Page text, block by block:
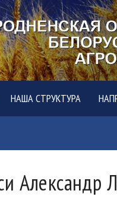
НАША СТРУКТУРА
Александр